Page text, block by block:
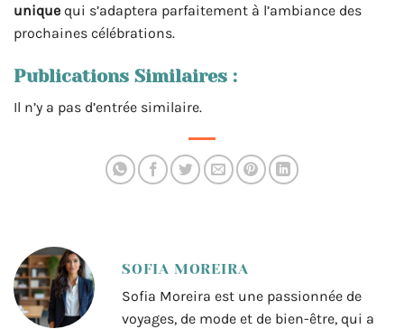
unique qui s’adaptera parfaitement à l’ambiance des
prochaines célébrations.
Publications Similaires :
Il n’y a pas d’entrée similaire.
SOFIA MOREIRA
Sofia Moreira est une passionnée de
voyages, de mode et de bien-être, qui a